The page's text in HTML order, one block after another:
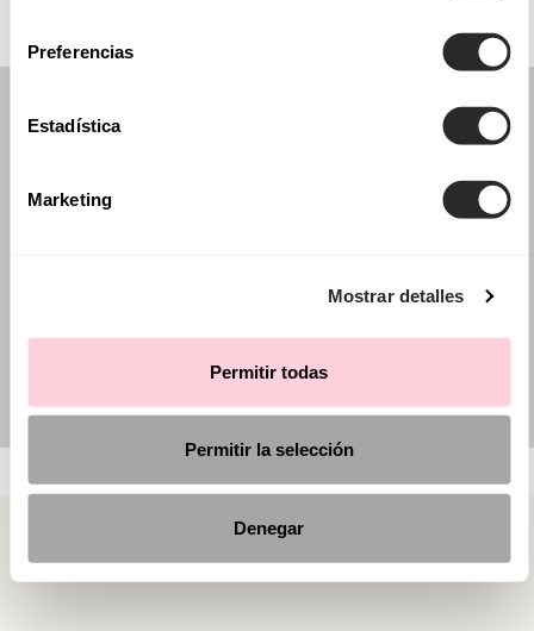
Preferencias
Estadística
Marketing
Mostrar detalles
Permitir todas
Permitir la selección
Denegar